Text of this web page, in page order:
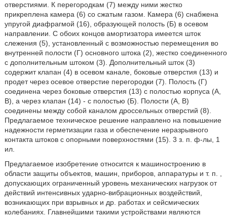
отверстиями. К перегородкам (7) между ними жестко
прикреплена камера (6) со сжатым газом. Камера (6) снабжена
упругой диафрагмой (16), образующей полость (Б) в осевом
направлении. С обоих концов амортизатора имеется шток
слежения (5), установленный с возможностью перемещения во
внутренней полости (Г) основного штока (2), жестко соединенного
с дополнительным штоком (3). Дополнительный шток (3)
содержит клапан (4) в осевом канале, боковые отверстия (13) и
продет через осевое отверстие перегородки (7). Полость (Г)
соединена через боковые отверстия (13) с полостью корпуса (А,
В), а через клапан (14) - с полостью (Б). Полости (А, В)
соединены между собой каналом дроссельных отверстий (8).
Предлагаемое техническое решение направлено на повышение
надежности герметизации газа и обеспечение неразрывного
контакта штоков с опорными поверхностями (15). 3 з. п. ф-лы, 1
ил.
Предлагаемое изобретение относится к машиностроению в
области защиты объектов, машин, приборов, аппаратуры и т. п. ,
допускающих ограниченный уровень механических нагрузок от
действий интенсивных ударно-вибрационных воздействий,
возникающих при взрывных и др. работах и сейсмических
колебаниях. Главнейшими такими устройствами являются